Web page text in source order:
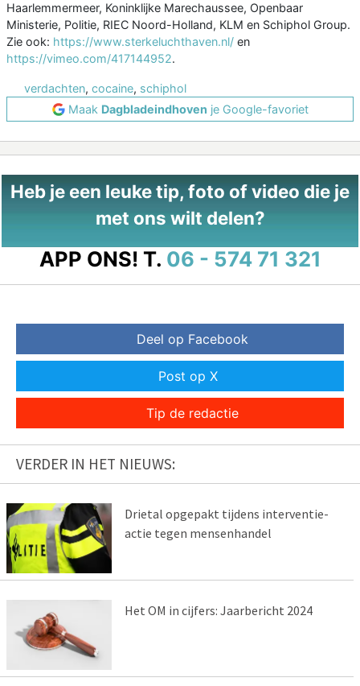
Haarlemmermeer, Koninklijke Marechaussee, Openbaar
Ministerie, Politie, RIEC Noord-Holland, KLM en Schiphol Group.
Zie ook: https://www.sterkeluchthaven.nl/ en
https://vimeo.com/417144952.
verdachten, cocaine, schiphol
Maak Dagbladeindhoven je Google-favoriet
Heb je een leuke tip, foto of video die je
met ons wilt delen?
APP ONS! T. 06 - 574 71 321
Deel op Facebook
Post op X
Tip de redactie
VERDER IN HET NIEUWS:
Drietal opgepakt tijdens interventie-
actie tegen mensenhandel
Het OM in cijfers: Jaarbericht 2024